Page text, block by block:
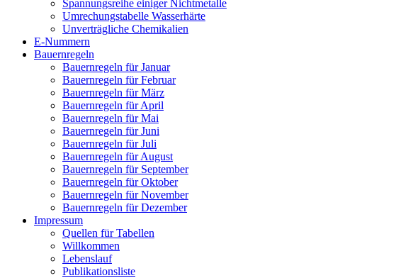
Spannungsreihe einiger Nichtmetalle
Umrechungstabelle Wasserhärte
Unverträgliche Chemikalien
E-Nummern
Bauernregeln
Bauernregeln für Januar
Bauernregeln für Februar
Bauernregeln für März
Bauernregeln für April
Bauernregeln für Mai
Bauernregeln für Juni
Bauernregeln für Juli
Bauernregeln für August
Bauernregeln für September
Bauernregeln für Oktober
Bauernregeln für November
Bauernregeln für Dezember
Impressum
Quellen für Tabellen
Willkommen
Lebenslauf
Publikationsliste